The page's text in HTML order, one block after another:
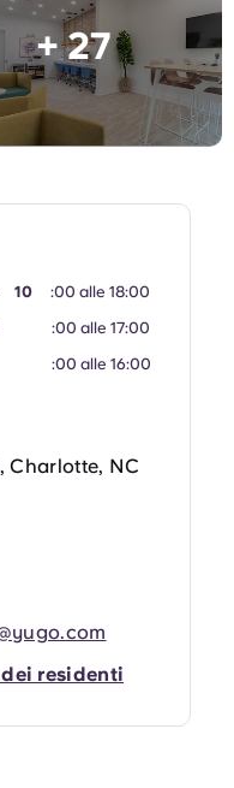
+ 27
10
:00 alle 18:00
:00 alle 17:00
:00 alle 16:00
Charlotte, NC
residenti